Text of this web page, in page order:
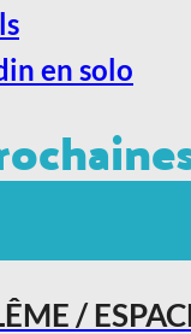
en solo
/